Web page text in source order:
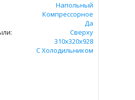
Напольный
Компрессорное
Да
Сверху
310х320х928
С Холодильником